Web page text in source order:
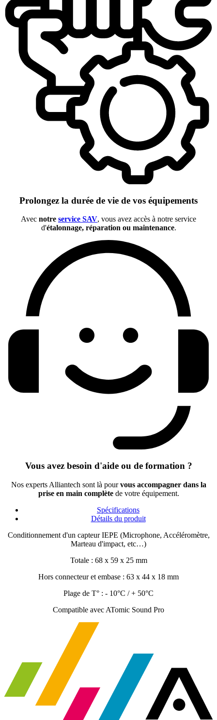
Prolongez la durée de vie de vos équipements
Avec notre service SAV, vous avez accès à notre service
d'étalonnage, réparation ou maintenance.
Vous avez besoin d'aide ou de formation ?
Nos experts Alliantech sont là pourvous accompagner dans la
prise en main complètede votre équipement.
Spécifications
Détails du produit
Conditionnement d'un capteur IEPE (Microphone, Accéléromètre,
Marteau d'impact, etc…)
Totale : 68 x 59 x 25 mm
Hors connecteur et embase : 63 x 44 x 18 mm
Plage de T° : - 10°C / + 50°C
Compatible avec ATomic Sound Pro